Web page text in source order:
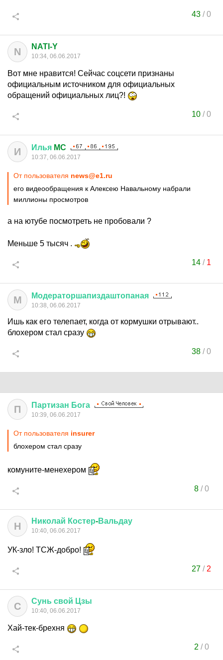
43 /0
N NATI-Y
10:34, 06.06.2017
Вот мне нравится! Сейчас соцсети признаны
официальным источником для официальных
обращений официальных лиц?!
10 /0
И Илья MC
10:37, 06.06.2017
От пользователя news@e1.ru
его видеообращения к Алексею Навальному набрали
миллионы просмотров
а на ютубе посмотреть не пробовали ?
Меньше 5 тысяч .
14 / 1
М Модераторшапиздаштопаная
10:38, 06.06.2017
Ишь как его телепает, когда от кормушки отрывают..
блохером стал сразу
38 /0
П Партизан Бога
10:39, 06.06.2017
От пользователя insurer
блохером стал сразу
комуните-менехером
8/0
Н Николай Костер-Вальдау
10:40, 06.06.2017
УК-зло! ТСЖ-добро!
27 / 2
С Сунь свой Цзы
10:40, 06.06.2017
Хай-тек-брехня
2 /0